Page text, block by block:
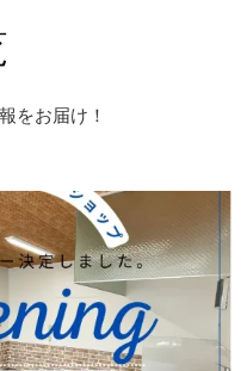
をお届け！